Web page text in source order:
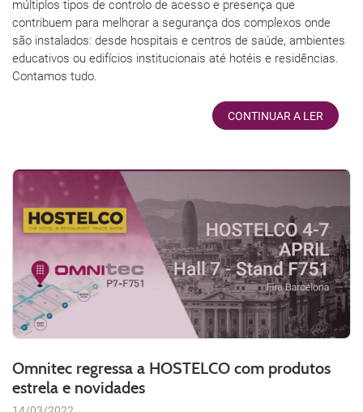
múltiplos tipos de controlo de acesso e presença que
contribuem para melhorar a segurança dos complexos onde
são instalados: desde hospitais e centros de saúde, ambientes
educativos ou edifícios institucionais até hotéis e residências.
Contamos tudo.
CONTINUAR A LER
Omnitec regressa a HOSTELCO com produtos
estrela e novidades